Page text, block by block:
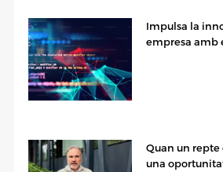
Impulsa la
empresa amb
Quan un repte
una